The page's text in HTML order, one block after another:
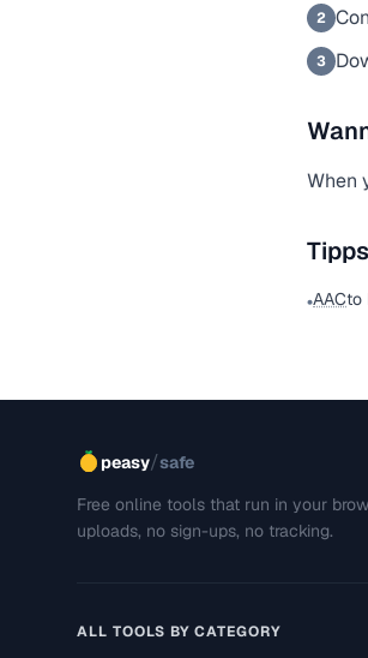
2
3
When
Tipps
•AACto
peasy/safe
Free online tools that run in your
uploads, no sign-ups, no tracking.
ALL TOOLS BY CATEGORY